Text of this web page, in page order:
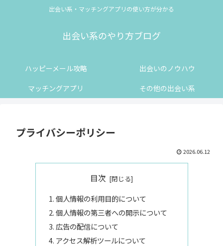
出会い系・マッチングアプリの使い方が分かる
出会い系のやり方ブログ
ハッピーメール攻略
出会いのノウハウ
マッチングアプリ
その他の出会い系
プライバシーポリシー
2026.06.12
目次
個人情報の利用目的について
個人情報の第三者への開示について
広告の配信について
アクセス解析ツールについて